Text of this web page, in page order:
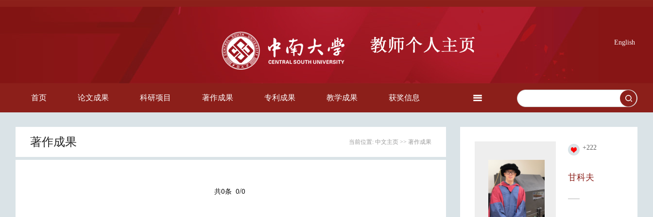
English
首页 论文成果 科研项目 著作成果 专利成果 教学成果 获奖信息
著作成果 当前位置: 中文主页 >> 著作成果
共0条 0/0
+222
甘科夫